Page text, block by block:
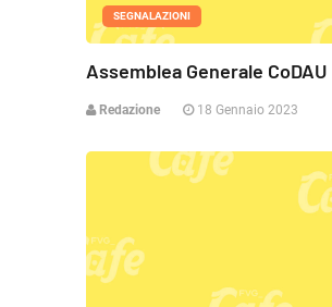
SEGNALAZIONI
Assemblea Generale CoDAU
Redazione 18 Gennaio 2023